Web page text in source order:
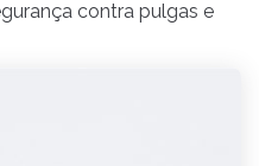
contra pulgas e